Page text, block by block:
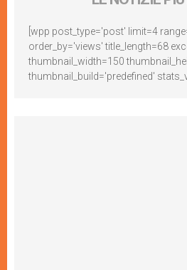
[wpp post_type='post' limit=4
order_by='views' title_length=68
thumbnail_width=150
thumbnail_build='predefined'